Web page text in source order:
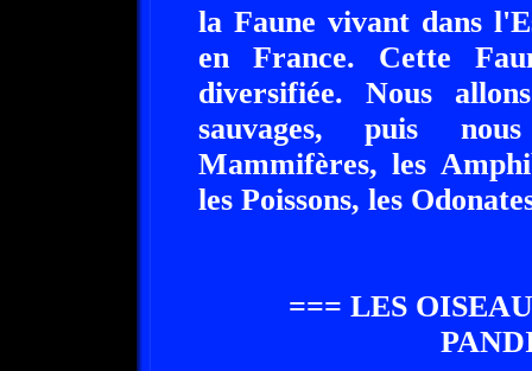
la Faune vivant dans
en France. Cette
diversifiée. Nous
sauvages, puis
Mammifères, les
les Poissons, les
=== LES